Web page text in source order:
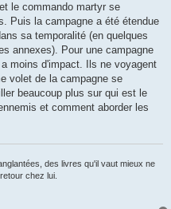
le commando martyr se
Puis la campagne a été étendue
sa temporalité (en quelques
annexes). Pour une campagne
moins d'impact. Ils ne voyagent
volet de la campagne se
beaucoup plus sur qui est le
et comment aborder les
des livres qu'il vaut mieux ne
chez lui.